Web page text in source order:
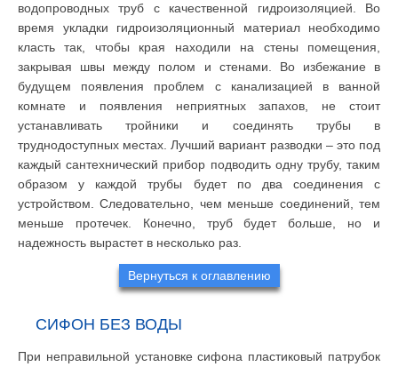
водопроводных труб с качественной гидроизоляцией. Во
время укладки гидроизоляционный материал необходимо
класть так, чтобы края находили на стены помещения,
закрывая швы между полом и стенами. Во избежание в
будущем появления проблем с канализацией в ванной
комнате и появления неприятных запахов, не стоит
устанавливать тройники и соединять трубы в
труднодоступных местах. Лучший вариант разводки – это под
каждый сантехнический прибор подводить одну трубу, таким
образом у каждой трубы будет по два соединения с
устройством. Следовательно, чем меньше соединений, тем
меньше протечек. Конечно, труб будет больше, но и
надежность вырастет в несколько раз.
Вернуться к оглавлению
СИФОН БЕЗ ВОДЫ
При неправильной установке сифона пластиковый патрубок